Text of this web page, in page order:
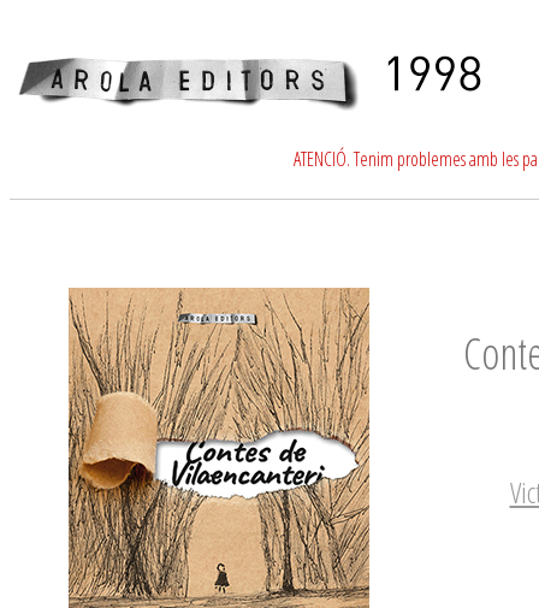
ATENCIÓ. Tenim problemes amb les